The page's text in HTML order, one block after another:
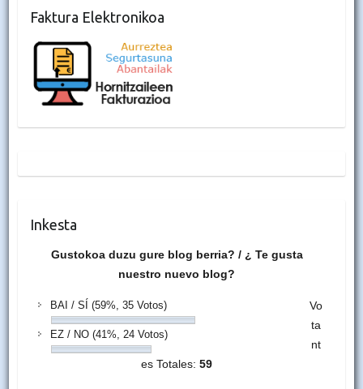
Faktura Elektronikoa
Inkesta
Gustokoa duzu gure blog berria? / ¿ Te gusta
nuestro nuevo blog?
BAI / SÍ (59%, 35 Votos)
EZ / NO (41%, 24 Votos)
Vo
ta
nt
es Totales:59